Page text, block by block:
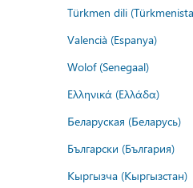
Türkmen dili
Valencià (Espanya)
Wolof (Senegaal)
Ελληνικά (Ελλάδα)
Беларуская (Беларусь)
Български (България)
Кыргызча (Кыргызстан)